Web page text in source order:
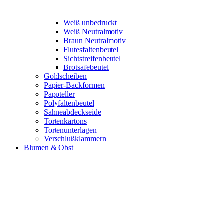
Weiß unbedruckt
Weiß Neutralmotiv
Braun Neutralmotiv
Flutesfaltenbeutel
Sichtstreifenbeutel
Brotsafebeutel
Goldscheiben
Papier-Backformen
Pappteller
Polyfaltenbeutel
Sahneabdeckseide
Tortenkartons
Tortenunterlagen
Verschlußklammern
Blumen & Obst